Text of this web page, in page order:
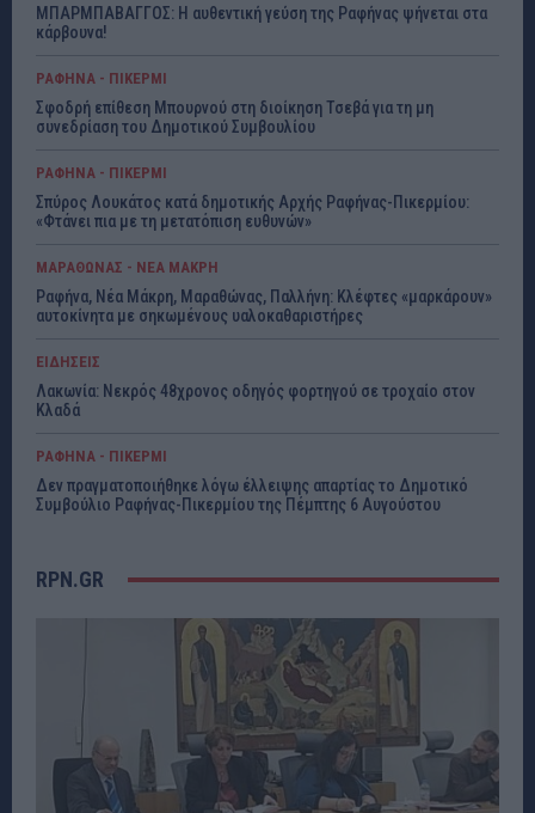
ΜΠΑΡΜΠΑΒΑΓΓΟΣ: Η αυθεντική γεύση της Ραφήνας ψήνεται στα
κάρβουνα!
ΡΑΦΗΝΑ - ΠΙΚΕΡΜΙ
Σφοδρή επίθεση Μπουρνού στη διοίκηση Τσεβά για τη μη
συνεδρίαση του Δημοτικού Συμβουλίου
ΡΑΦΗΝΑ - ΠΙΚΕΡΜΙ
Σπύρος Λουκάτος κατά δημοτικής Αρχής Ραφήνας-Πικερμίου:
«Φτάνει πια με τη μετατόπιση ευθυνών»
ΜΑΡΑΘΩΝΑΣ - ΝΕΑ ΜΑΚΡΗ
Ραφήνα, Νέα Μάκρη, Μαραθώνας, Παλλήνη: Κλέφτες «μαρκάρουν»
αυτοκίνητα με σηκωμένους υαλοκαθαριστήρες
ΕΙΔΗΣΕΙΣ
Λακωνία: Νεκρός 48χρονος οδηγός φορτηγού σε τροχαίο στον
Κλαδά
ΡΑΦΗΝΑ - ΠΙΚΕΡΜΙ
Δεν πραγματοποιήθηκε λόγω έλλειψης απαρτίας το Δημοτικό
Συμβούλιο Ραφήνας-Πικερμίου της Πέμπτης 6 Αυγούστου
RPN.GR